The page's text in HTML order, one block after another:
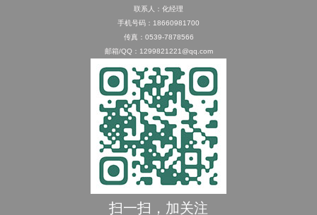
联系人：化经理
手机号码：18660981700
传真：0539-7878566
邮箱/QQ：1299821221@qq.com
扫一扫，加关注